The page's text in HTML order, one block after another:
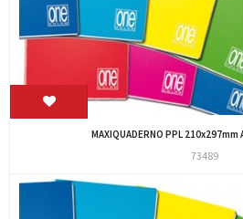
MAXIQUADERNO PPL
73489